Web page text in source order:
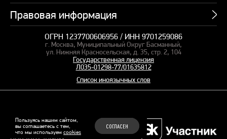
Пользуясь нашим сайтом,
вы соглашаетесь с тем,
что мы используем cookies
СОГЛАСЕН
Подарочные сертификаты
Корпоративное обучение
Курсы для сотрудников
Пакетные предложения
Банк слайдов
Вебинары
Студия дизайна
Заказать презентацию
Об академии
СМИ о нас
Правовая информация
Карта сайта
Оферта и лицензия
Политика конфиденциальности
Рекомендательные технологии
Файлы Cookie
ОГРН 1237700606956 / ИНН 9701259086
г. Москва, Муниципальный Округ Басманный,
ул. Нижняя Красносельская, д. 35, стр. 2, 104
Государственная лицензия
Л035-01298-77/01635812
Список иноязычных слов
© 2015–2026 Бонни и Слайд
Обучающие курсы по